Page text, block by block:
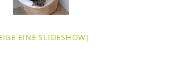
EINE SLIDESHOW]